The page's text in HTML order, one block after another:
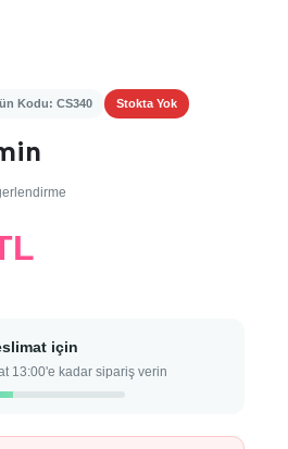
Kodu: CS340 Stokta Yok
için
13:00'e kadar sipariş verin